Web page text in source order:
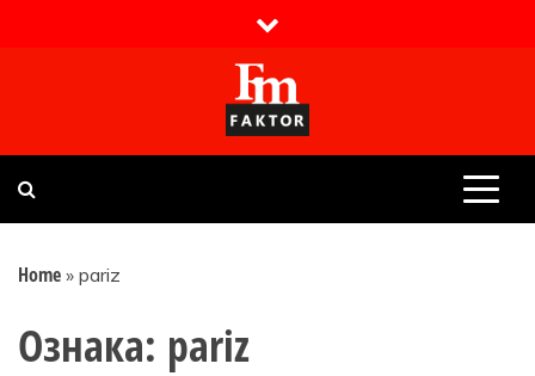
Faktor magazin
Uvijek presudan
Home » pariz
Ознака: pariz